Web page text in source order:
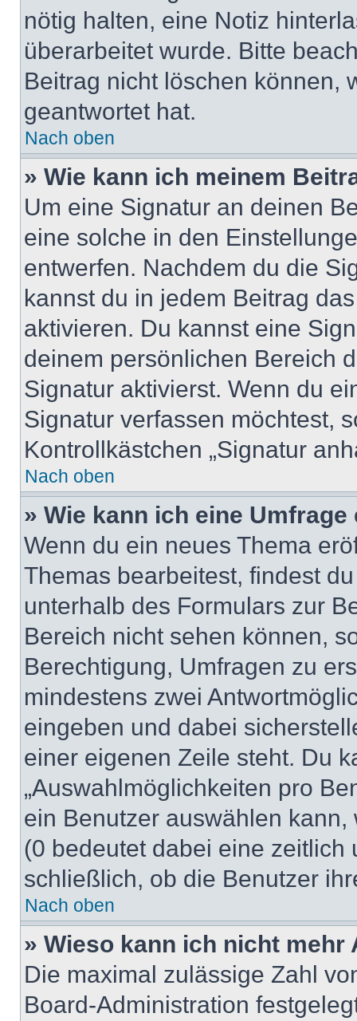
nötig halten, eine Notiz
überarbeitet wurde. Bitte
Beitrag nicht löschen können,
geantwortet hat.
Nach oben
» Wie kann ich meinem
Um eine Signatur an deinen
eine solche in den
entwerfen. Nachdem du die
kannst du in jedem Beitrag
aktivieren. Du kannst eine
deinem persönlichen Bereich
Signatur aktivierst. Wenn du
Signatur verfassen möchtest,
Kontrollkästchen „Signatur
Nach oben
» Wie kann ich eine
Wenn du ein neues Thema
Themas bearbeitest, findest
unterhalb des Formulars zur
Bereich nicht sehen können,
Berechtigung, Umfragen zu
mindestens zwei
eingeben und dabei
einer eigenen Zeile steht. Du
„Auswahlmöglichkeiten pro
ein Benutzer auswählen
(0 bedeutet dabei eine
schließlich, ob die Benutzer
Nach oben
» Wieso kann ich nicht
Die maximal zulässige Zahl
Board-Administration